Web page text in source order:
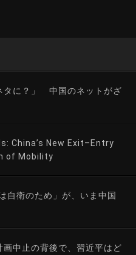
タに？」 中国のネットがざ
China’s New Exit–Entry
of Mobility
自衛のため」が、いま中国
画中止の背後で、習近平はど